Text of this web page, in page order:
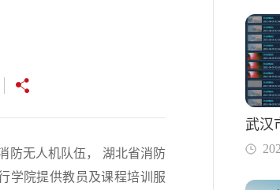
防无人机队伍， 湖北省消防
学院提供教员及课程培训服
武汉